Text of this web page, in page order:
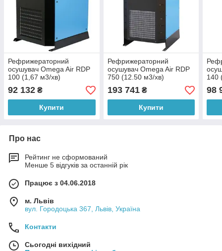
Рефрижераторний
осушувач Omega Air RDP
100 (1,67 м3/хв)
92 132 ₴
Купити
Рефрижераторний
осушувач Omega Air RDP
750 (12.50 м3/хв)
193 741₴
Купити
140
98
Про нас
Рейтинг не сформований
Менше 5 відгуків за останній рік
Працює з 04.06.2018
м. Львів
вул. Городоцька 367, Львів, Україна
Контакти
Сьогодні вихідний